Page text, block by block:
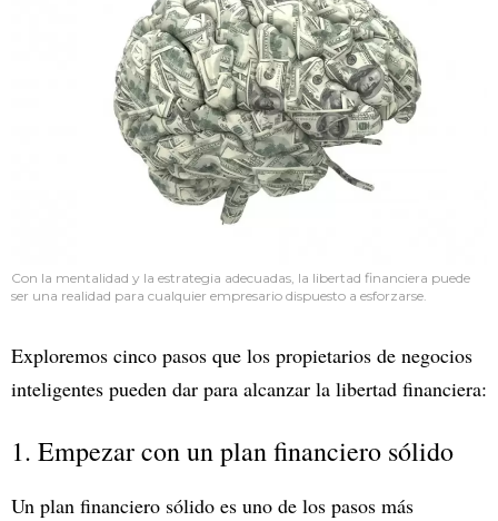
Con la mentalidad y la estrategia adecuadas, la libertad financiera puede
ser una realidad para cualquier empresario dispuesto a esforzarse.
Exploremos cinco pasos que los propietarios de negocios
inteligentes pueden dar para alcanzar la libertad financiera:
1. Empezar con un plan financiero sólido
Un plan financiero sólido es uno de los pasos más